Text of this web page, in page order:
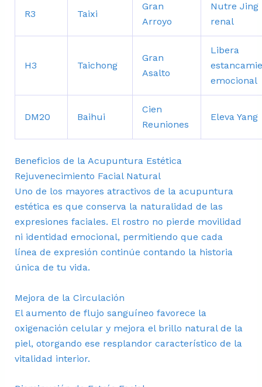
R3 Taixi
Gran
Arroyo
Nutre Jing
renal
H3 Taichong
Gran
Asalto
Libera
emocional
DM20 Baihui
Cien
Reuniones
Eleva Yang
Beneficios de la Acupuntura Estética
Rejuvenecimiento Facial Natural
Uno de los mayores atractivos de la acupuntura
estética es que conserva la naturalidad de las
expresiones faciales. El rostro no pierde movilidad
ni identidad emocional, permitiendo que cada
línea de expresión continúe contando la historia
única de tu vida.
Mejora de la Circulación
El aumento de flujo sanguíneo favorece la
oxigenación celular y mejora el brillo natural de la
piel, otorgando ese resplandor característico de la
vitalidad interior.